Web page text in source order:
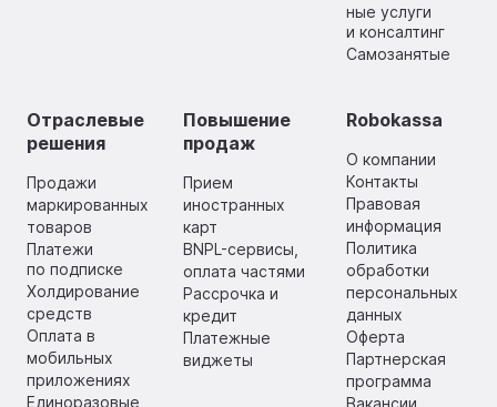
ные услуги
и консалтинг
Самозанятые
Отраслевые
решения
Продажи
маркированных
товаров
Платежи
по подписке
Холдирование
средств
Оплата в
мобильных
приложениях
Единоразовые
Повышение
продаж
Прием
иностранных
карт
BNPL-сервисы,
оплата частями
Рассрочка и
кредит
Платежные
виджеты
Robokassa
О компании
Контакты
Правовая
информация
Политика
обработки
персональных
данных
Оферта
Партнерская
программа
Вакансии